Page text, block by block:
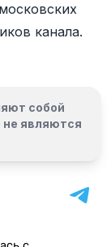
канала.
собой
не являются